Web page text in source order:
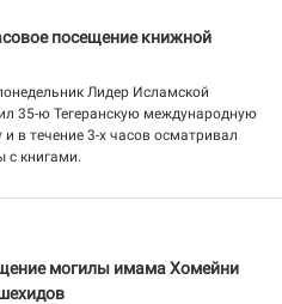
посещение книжной
Лидер Исламской
35-ю Тегеранскую международную
в течение 3-х часов осматривал
с книгами.
могилы имама Хомейни